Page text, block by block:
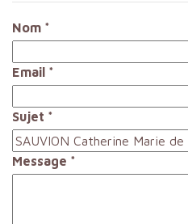
Nom *
Email *
Sujet *
Message *